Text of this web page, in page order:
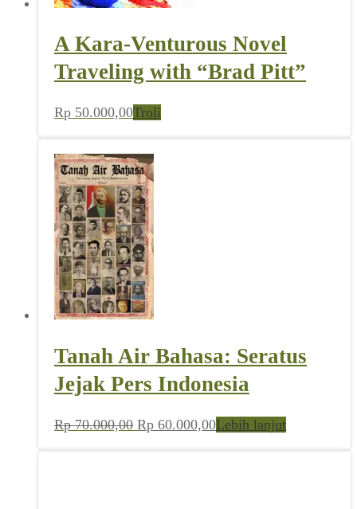
A Kara-Venturous Novel
Traveling with “Brad Pitt”
Rp 50.000,00Troli
Tanah Air Bahasa: Seratus
Jejak Pers Indonesia
Rp70.000,00 Harga
Rp 60.000,00Harga
Lebih lanjut